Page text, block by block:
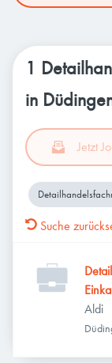
1
in
Jetzt
Suche
Aldi